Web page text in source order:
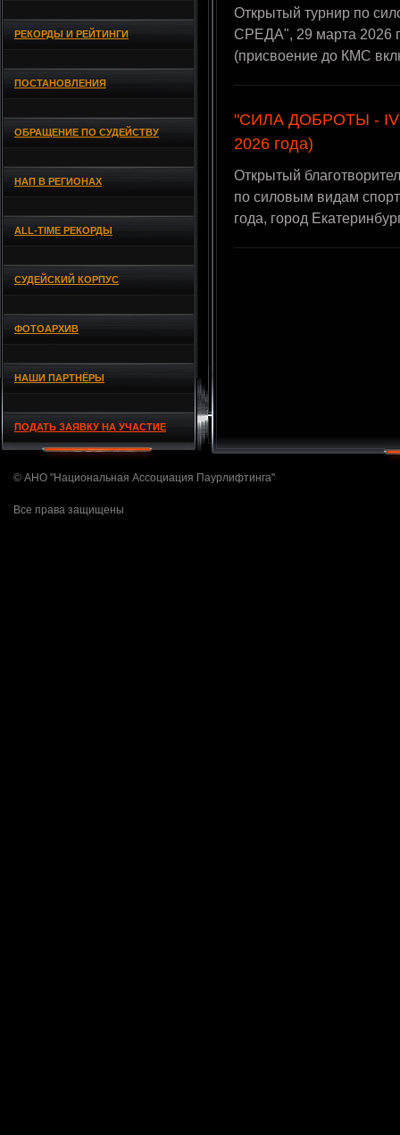
РЕКОРДЫ И РЕЙТИНГИ
ПОСТАНОВЛЕНИЯ
ОБРАЩЕНИЕ ПО СУДЕЙСТВУ
НАП В РЕГИОНАХ
ALL-TIME РЕКОРДЫ
СУДЕЙСКИЙ КОРПУС
ФОТОАРХИВ
НАШИ ПАРТНЁРЫ
ПОДАТЬ ЗАЯВКУ НА УЧАСТИЕ
Открытый турнир по
СРЕДА", 29 марта 2026
(присвоение до КМС
"СИЛА ДОБРОТЫ - IV"
2026 года)
Открытый
по силовым видам
года, город
© АНО "Национальная Ассоциация Паурлифтинга"
Все права защищены